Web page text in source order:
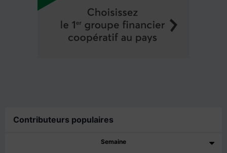
Contributeurs populaires
Semaine